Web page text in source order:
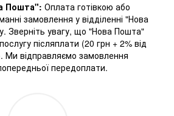
Пошта": Оплата готівкою або
замовлення у відділенні "Нова
Зверніть увагу, що "Нова Пошта"
післяплати (20 грн + 2% від
Ми відправляємо замовлення
передоплати.